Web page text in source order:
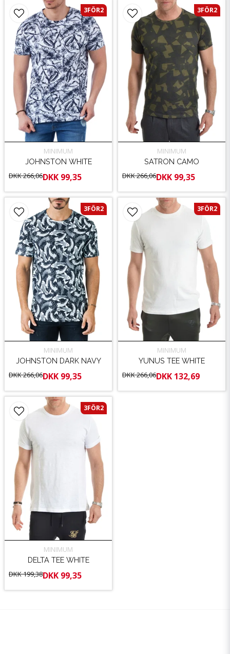
MINIMUM
JOHNSTON WHITE
DKK 266,06DKK 99,35
3FÖR2
MINIMUM
SATRON CAMO
DKK 266,06DKK 99,35
3FÖR2
MINIMUM
JOHNSTON DARK NAVY
DKK 266,06DKK 99,35
3FÖR2
MINIMUM
YUNUS TEE WHITE
DKK 266,06DKK 132,69
3FÖR2
MINIMUM
DELTA TEE WHITE
DKK 199,38DKK 99,35
3FÖR2